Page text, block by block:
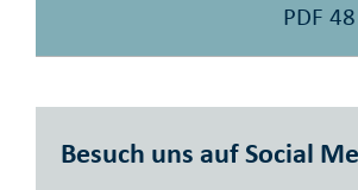
PDF 48
Besuch uns auf Social